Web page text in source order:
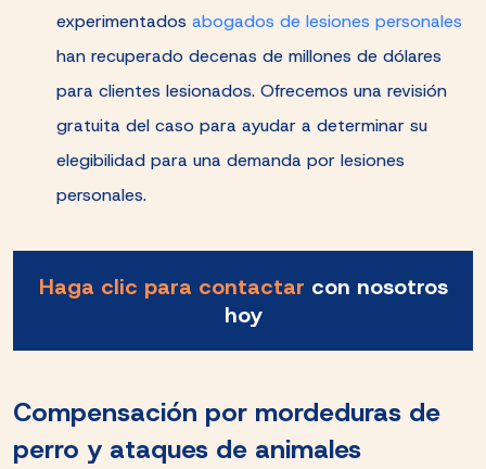
experimentados abogados de lesiones personales
han recuperado decenas de millones de dólares
para clientes lesionados. Ofrecemos una revisión
gratuita del caso para ayudar a determinar su
elegibilidad para una demanda por lesiones
personales.
Haga clic para contactar con nosotros
hoy
Compensación por mordeduras de
perro y ataques de animales